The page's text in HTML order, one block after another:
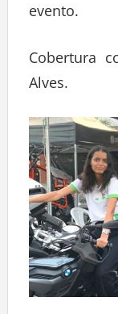
evento.
Cobertura
Alves.